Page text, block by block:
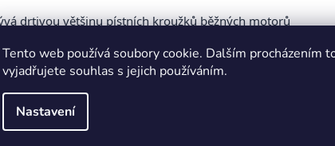
Tento web používá soubory cookie. Dalším procházením
vyjadřujete souhlas s jejich používáním.
Nastavení
drtivou většinu pístních kroužků běžných motorů
bez dalšího výpočtu nebo převodu
manipulaci i v těsných prostorech
při pravidelném dílenském provozu
stroje a průmyslová zařízení
správné velikosti pístního kroužku
před